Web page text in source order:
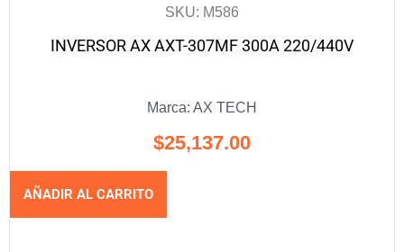
SKU: M586
INVERSOR AX AXT-307MF 300A 220/440V
Marca: AX TECH
$25,137.00
AÑADIR AL CARRITO